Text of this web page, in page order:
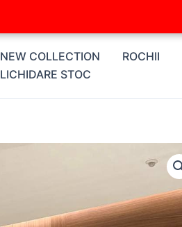
NEW COLLECTION
ROCHII
LICHIDARE STOC